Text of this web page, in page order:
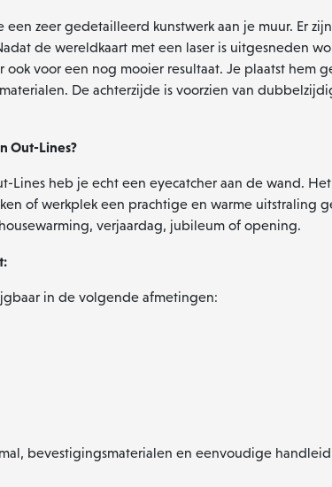
zeer gedetailleerd kunstwerk aan je muur. Er
de wereldkaart met een laser is uitgesneden
ook voor een nog mooier resultaat. Je plaatst hem
De achterzijde is voorzien van
Out-Lines?
Lines heb je echt een eyecatcher aan de wand.
of werkplek een prachtige en warme
verjaardag, jubileum of opening.
in de volgende afmetingen:
bevestigingsmaterialen en eenvoudige